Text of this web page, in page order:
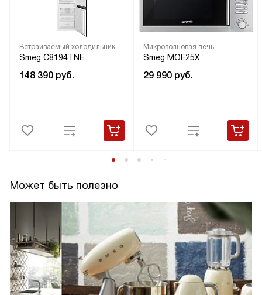
Встраиваемый холодильник
Smeg C8194TNE
148 390 руб.
Микроволновая печь
Smeg MOE25X
29 990 руб.
Может быть полезно